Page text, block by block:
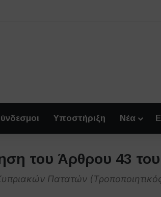
Υποστήριξη Νέα
του Άρθρου 43
Πατατών